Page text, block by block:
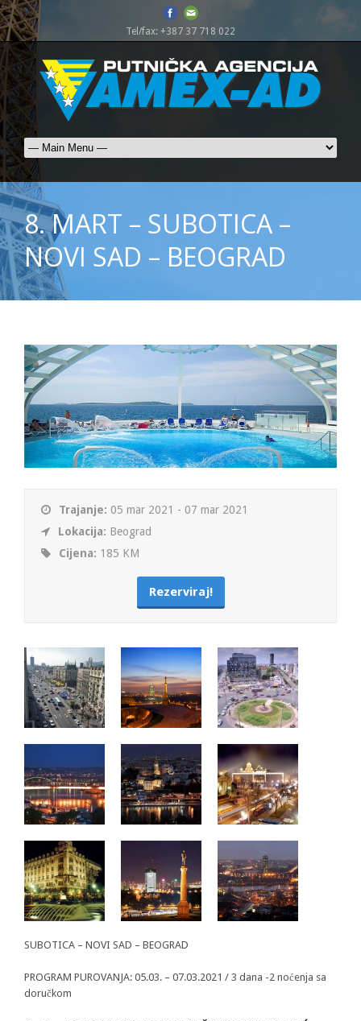
Tel/fax: +387 37 718 022
8. MART – SUBOTICA –
NOVI SAD – BEOGRAD
Trajanje: 05 mar 2021 - 07 mar 2021
Lokacija: Beograd
Cijena: 185 KM
Rezerviraj!
SUBOTICA – NOVI SAD – BEOGRAD
PROGRAM PUROVANJA: 05.03. – 07.03.2021 / 3 dana -2 noćenja sa
doručkom